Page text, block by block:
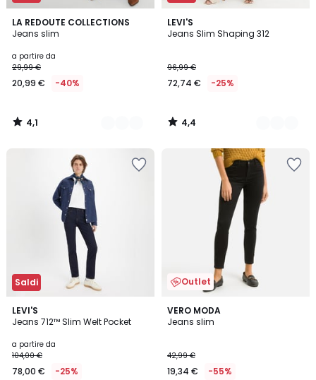
LA REDOUTE COLLECTIONS
Jeans slim
a partire da
29,99 €
20,99 € -40%
4,1
/ 5
4
Colori
4,1
/
LEVI'S
Jeans Slim Shaping 312
96,99 €
72,74 € -25%
4,4
/ 5
4
Colori
4,4
/
Saldi
LEVI'S
Jeans 712™ Slim Welt Pocket
a partire da
104,00 €
78,00 € -25%
4,7
/ 5
3
Colori
Outlet
VERO MODA
Jeans slim
42,99 €
19,34 € -55%
4
/